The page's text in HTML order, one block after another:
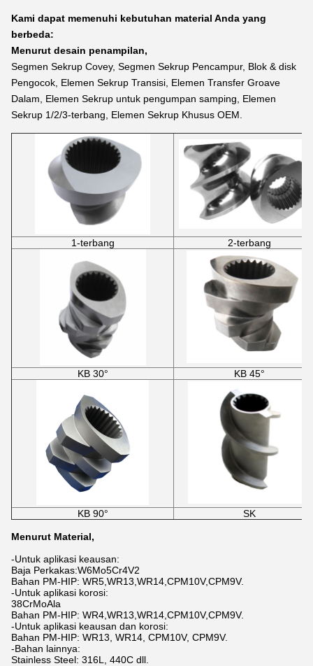
Kami dapat memenuhi kebutuhan material Anda yang
berbeda:
Menurut desain penampilan,
Segmen Sekrup Covey, Segmen Sekrup Pencampur, Blok & disk
Pengocok, Elemen Sekrup Transisi, Elemen Transfer Groave
Dalam, Elemen Sekrup untuk pengumpan samping, Elemen
Sekrup 1/2/3-terbang, Elemen Sekrup Khusus OEM.
1-terbang 2-terbang
KB 30° KB 45°
KB 90° SK
Menurut Material,
-Untuk aplikasi keausan:
Baja Perkakas:W6Mo5Cr4V2
Bahan PM-HIP: WR5,WR13,WR14,CPM10V,CPM9V.
-Untuk aplikasi korosi:
38CrMoAla
Bahan PM-HIP: WR4,WR13,WR14,CPM10V,CPM9V.
-Untuk aplikasi keausan dan korosi:
Bahan PM-HIP: WR13, WR14, CPM10V, CPM9V.
-Bahan lainnya:
Stainless Steel: 316L, 440C dll.